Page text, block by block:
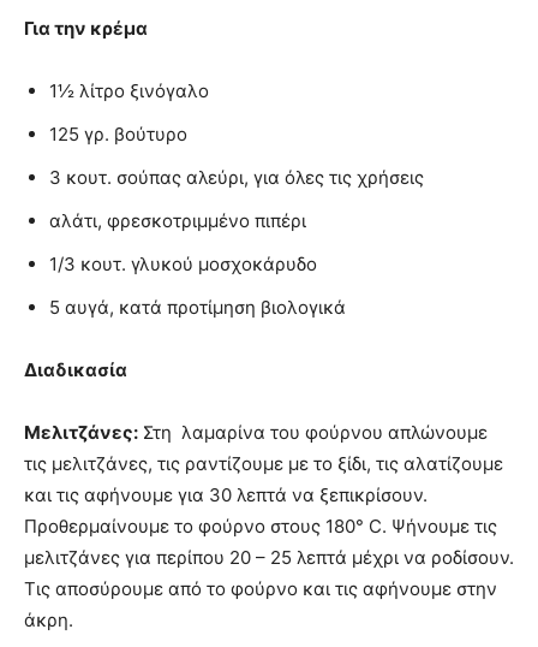
Για την κρέμα
1½ λίτρο ξινόγαλο
125 γρ. βούτυρο
3 κουτ. σούπας αλεύρι, για όλες τις χρήσεις
αλάτι, φρεσκοτριμμένο πιπέρι
1/3 κουτ. γλυκού μοσχοκάρυδο
5 αυγά, κατά προτίμηση βιολογικά
Διαδικασία
Μελιτζάνες: Στη λαμαρίνα του φούρνου απλώνουμε
τις μελιτζάνες, τις ραντίζουμε με το ξίδι, τις αλατίζουμε
και τις αφήνουμε για 30 λεπτά να ξεπικρίσουν.
Προθερμαίνουμε το φούρνο στους 180° C. Ψήνουμε τις
μελιτζάνες για περίπου 20 – 25 λεπτά μέχρι να ροδίσουν.
Τις αποσύρουμε από το φούρνο και τις αφήνουμε στην
άκρη.